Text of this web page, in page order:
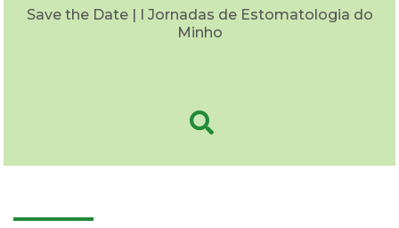
Save the Date | I Jornadas de Estomatologia do
Minho